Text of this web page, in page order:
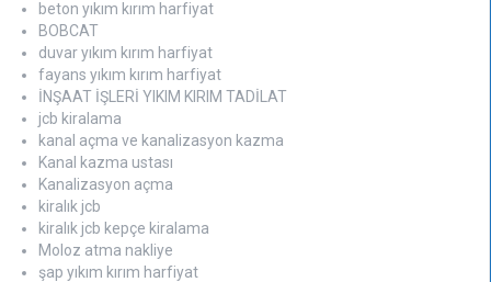
beton yıkım kırım harfiyat
BOBCAT
duvar yıkım kırım harfiyat
fayans yıkım kırım harfiyat
İNŞAAT İŞLERİ YIKIM KIRIM TADİLAT
jcb kiralama
kanal açma ve kanalizasyon kazma
Kanal kazma ustası
Kanalizasyon açma
kiralık jcb
kiralık jcb kepçe kiralama
Moloz atma nakliye
şap yıkım kırım harfiyat